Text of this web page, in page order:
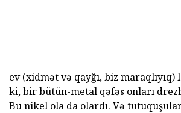
ev (xidmət və qayğı, biz
ki, bir bütün-metal qəfəs onları
Bu nikel ola da olardı. Və